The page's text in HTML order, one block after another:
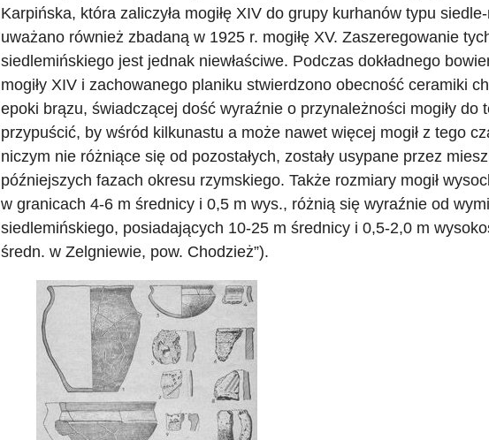
Karpińska, która zaliczyła mogiłę XIV do grupy kurhanów typu
uważano również zbadaną w 1925 r. mogiłę XV. Zaszeregowanie
siedlemińskiego jest jednak niewłaściwe. Podczas dokładnego
mogiły XIV i zachowanego planiku stwierdzono obecność ceramiki
epoki brązu, świadczącej dość wyraźnie o przynależności mogiły do
przypuścić, by wśród kilkunastu a może nawet więcej mogił z tego
niczym nie różniące się od pozostałych, zostały usypane przez
późniejszych fazach okresu rzymskiego. Także rozmiary mogił
w granicach 4-6 m średnicy i 0,5 m wys., różnią się wyraźnie od
siedlemińskiego, posiadających 10-25 m średnicy i 0,5-2,0 m
średn. w Zelgniewie, pow. Chodzież”).